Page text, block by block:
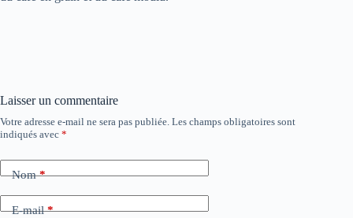
Laisser un commentaire
Votre adresse e-mail ne sera pas publiée. Les champs obligatoires sont
indiqués avec *
Nom*
E-mail*